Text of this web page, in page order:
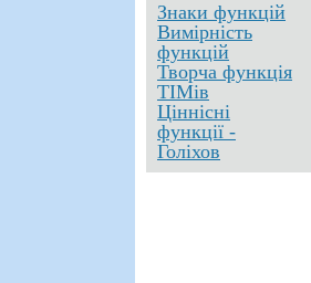
Знаки функцій
Вимірність
функцій
Творча функція
ТІМів
Ціннісні
функції -
Голіхов